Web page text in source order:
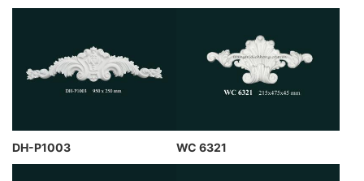
DH-P1003 WC 6321